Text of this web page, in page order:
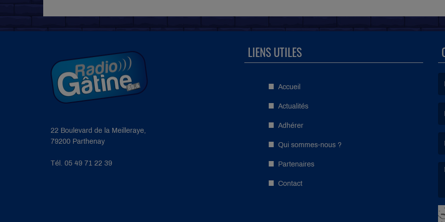
22 Boulevard de la Meilleraye,
79200 Parthenay
Tél. 05 49 71 22 39
LIENS UTILES
Accueil
Actualités
Adhérer
Qui sommes-nous ?
Partenaires
Contact